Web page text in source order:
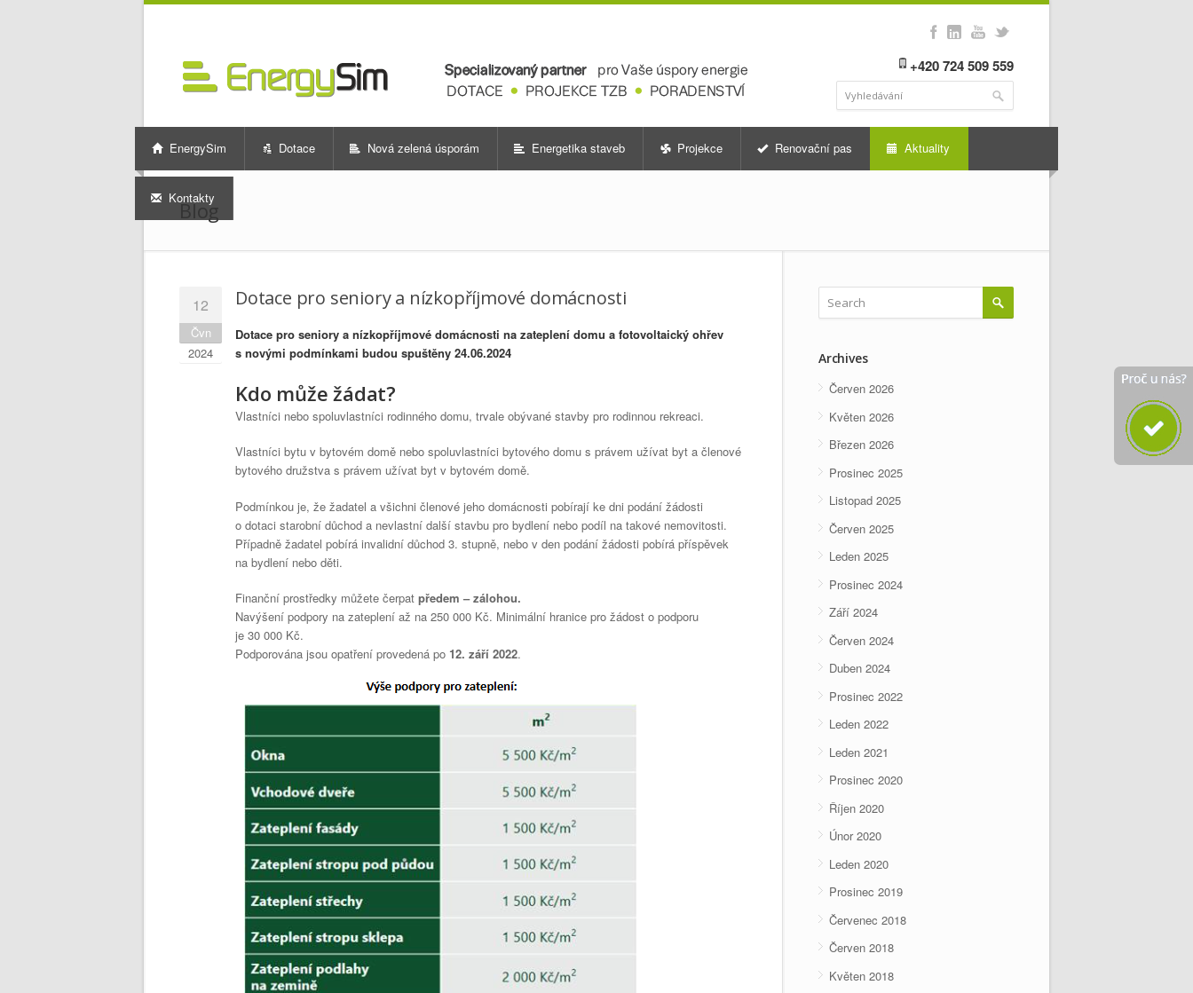
+420 724 509 559
EnergySim Dotace Nová zelená úsporám Energetika staveb Projekce Renovační pas Aktuality
Kontakty
Blog
12
Čvn
2024
Dotace pro seniory a nízkopříjmové domácnosti
Dotace pro seniory a nízkopříjmové domácnosti na zateplení domu a fotovoltaický ohřev
s novými podmínkami budou spuštěny 24.06.2024
Kdo může žádat?
Vlastníci nebo spoluvlastníci rodinného domu, trvale obývané stavby pro rodinnou rekreaci.
Vlastníci bytu v bytovém domě nebo spoluvlastníci bytového domu s právem užívat byt a členové
bytového družstva s právem užívat byt v bytovém domě.
Podmínkou je, že žadatel a všichni členové jeho domácnosti pobírají ke dni podání žádosti
o dotaci starobní důchod a nevlastní další stavbu pro bydlení nebo podíl na takové nemovitosti.
Případně žadatel pobírá invalidní důchod 3. stupně, nebo v den podání žádosti pobírá příspěvek
na bydlení nebo děti.
Finanční prostředky můžete čerpat předem – zálohou.
Navýšení podpory na zateplení až na 250 000 Kč. Minimální hranice pro žádost o podporu
je 30 000 Kč.
Podporována jsou opatření provedená po 12. září 2022.
Archives
Červen 2026
Květen 2026
Březen 2026
Prosinec 2025
Listopad 2025
Červen 2025
Leden 2025
Prosinec 2024
Září 2024
Červen 2024
Duben 2024
Prosinec 2022
Leden 2022
Leden 2021
Prosinec 2020
Říjen 2020
Únor 2020
Leden 2020
Prosinec 2019
Červenec 2018
Červen 2018
Květen 2018